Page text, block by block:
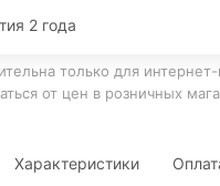
2 года
только для интернет-
от цен в розничных
Характеристики